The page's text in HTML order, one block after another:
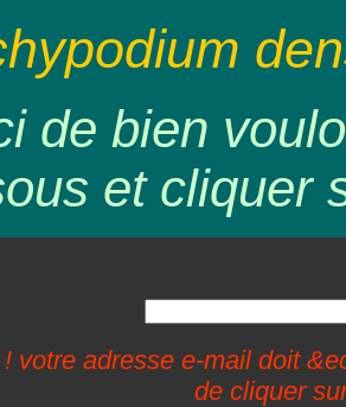
de bien
et cliquer
votre adresse e-mail doit
de cliquer